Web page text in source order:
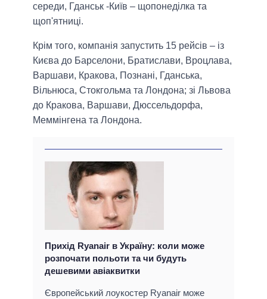
середи, Гданськ -Київ – щопонеділка та
щоп'ятниці.
Крім того, компанія запустить 15 рейсів – із
Києва до Барселони, Братислави, Вроцлава,
Варшави, Кракова, Познані, Гданська,
Вільнюса, Стокгольма та Лондона; зі Львова
до Кракова, Варшави, Дюссельдорфа,
Меммінгена та Лондона.
Прихід Ryanair в Україну: коли може
розпочати польоти та чи будуть
дешевими авіаквитки
Європейський лоукостер Ryanair може